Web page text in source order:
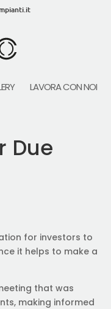
LAVORA CON NOI
Due
for investors to
it helps to make a
that was
making informed